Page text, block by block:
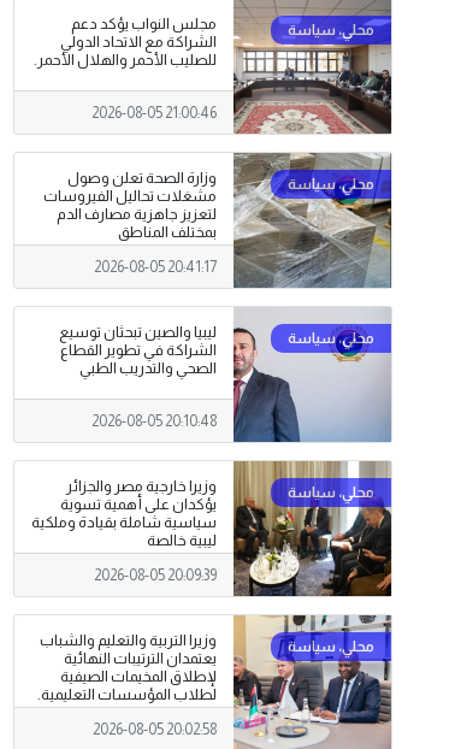
مجلس النواب يؤكد دعم
الشراكة مع الاتحاد الدولي
للصليب الأحمر والهلال الأحمر.
2026-08-05 21:00:46
وزارة الصحة تعلن وصول
مشغلات تحاليل الفيروسات
لتعزيز جاهزية مصارف الدم
بمختلف المناطق
2026-08-05 20:41:17
ليبيا والصين تبحثان توسيع
الشراكة في تطوير القطاع
الصحي والتدريب الطبي
2026-08-05 20:10:48
وزيرا خارجية مصر والجزائر
يؤكدان على أهمية تسوية
سياسية شاملة بقيادة وملكية
ليبية خالصة
2026-08-05 20:09:39
وزيرا التربية والتعليم والشباب
يعتمدان الترتيبات النهائية
لإطلاق المخيمات الصيفية
لطلاب المؤسسات التعليمية.
2026-08-05 20:02:58